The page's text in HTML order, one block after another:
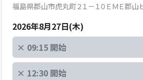
福島県郡山市虎丸町２１－１０ＥＭＥ郡山
2026年8月27日(木)
× 09:15 開始
× 12:30 開始